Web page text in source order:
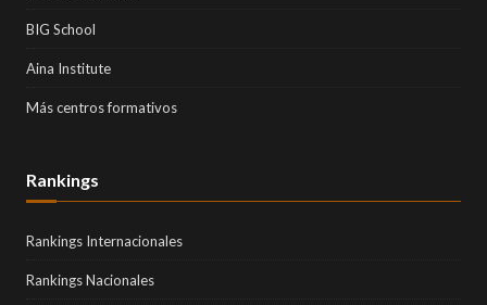
BIG School
Aina Institute
Más centros formativos
Rankings
Rankings Internacionales
Rankings Nacionales